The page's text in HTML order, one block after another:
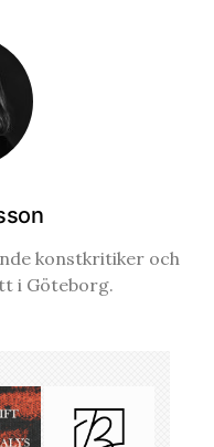
konstkritiker och
i Göteborg.